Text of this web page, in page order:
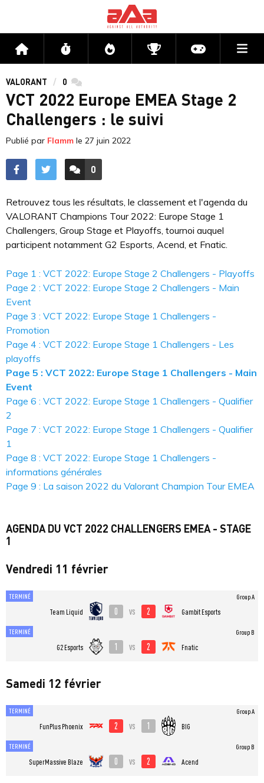
Accueil Flux Directs CompétitionsActu jeux
VALORANT 0 commentaires
VCT 2022 Europe EMEA Stage 2
Challengers : le suivi
Publié par Flamm le 27 juin 2022
ACCÉDER AUX
0
COMMENTAIRES
Retrouvez tous les résultats, le classement et l'agenda du
VALORANT Champions Tour 2022: Europe Stage 1
Challengers, Group Stage et Playoffs, tournoi auquel
participent notamment G2 Esports, Acend, et Fnatic.
Page 1 : VCT 2022: Europe Stage 2 Challengers - Playoffs
Page 2 : VCT 2022: Europe Stage 2 Challengers - Main
Event
Page 3 : VCT 2022: Europe Stage 1 Challengers -
Promotion
Page 4 : VCT 2022: Europe Stage 1 Challengers - Les
playoffs
Page 5 : VCT 2022: Europe Stage 1 Challengers - Main
Event
Page 6 : VCT 2022: Europe Stage 1 Challengers - Qualifier
2
Page 7 : VCT 2022: Europe Stage 1 Challengers - Qualifier
1
Page 8 : VCT 2022: Europe Stage 1 Challengers -
informations générales
Page 9 : La saison 2022 du Valorant Champion Tour EMEA
AGENDA DU VCT 2022 CHALLENGERS EMEA - STAGE
1
Vendredi 11 février
TERMINÉ
Team Liquid 0 vs 2 Gambit Esports
Group A
TERMINÉ
G2 Esports 1 vs 2 Fnatic
Group B
Samedi 12 février
TERMINÉ
FunPlus Phoenix 2 vs 1 BIG
Group A
TERMINÉ
SuperMassive Blaze 0 vs 2 Acend
Group B